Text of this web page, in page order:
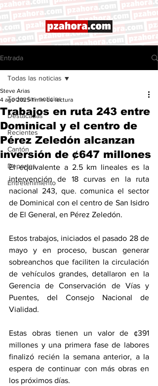
Entrada
Todas las noticias
Destacadas
Recientes
Cantón
Deportes
Entretenimiento
Todas las noticias
Trabajos en ruta 243 entre
Dominical y el centro de
Pérez Zeledón alcanzan
inversión de ¢647 millones
Steve Arias
4 ago 2025 1 min de lectura
El equivalente a 2.5 km lineales es la
intervención de 18 curvas en la ruta
nacional 243, que. comunica el sector
de Dominical con el centro de San Isidro
de El General, en Pérez Zeledón.
Estos trabajos, iniciados el pasado 28 de
mayo y en proceso, buscan generar
sobreanchos que faciliten la circulación
de vehículos grandes, detallaron en la
Gerencia de Conservación de Vías y
Puentes, del Consejo Nacional de
Vialidad.
Estas obras tienen un valor de ¢391
millones y una primera fase de labores
finalizó recién la semana anterior, a la
espera de continuar con más obras en
los próximos días.